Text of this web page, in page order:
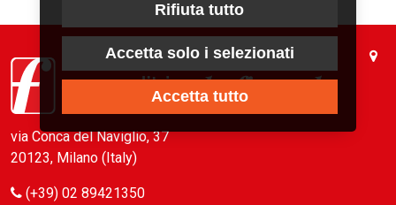
via Conca del Naviglio, 37
20123, Milano (Italy)
(+39) 02 89421350
Rifiuta tutto
Accetta solo i selezionati
Accetta tutto